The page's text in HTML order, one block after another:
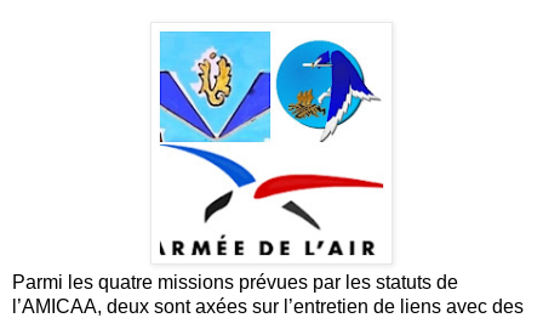
Parmi les quatre missions prévues par les statuts de
l’AMICAA, deux sont axées sur l’entretien de liens avec des